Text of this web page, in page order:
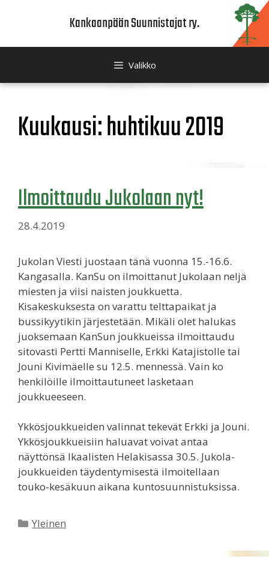
Kankaanpään Suunnistajat ry.
Valikko
Kuukausi:huhtikuu 2019
Ilmoittaudu Jukolaan nyt!
28.4.2019
Jukolan Viesti juostaan tänä vuonna 15.-16.6.
Kangasalla. KanSu on ilmoittanut Jukolaan neljä
miesten ja viisi naisten joukkuetta.
Kisakeskuksesta on varattu telttapaikat ja
bussikyytikin järjestetään. Mikäli olet halukas
juoksemaan KanSun joukkueissa ilmoittaudu
sitovasti Pertti Manniselle, Erkki Katajistolle tai
Jouni Kivimäelle su 12.5. mennessä. Vain ko
henkilöille ilmoittautuneet lasketaan
joukkueeseen.
Ykkösjoukkueiden valinnat tekevät Erkki ja Jouni.
Ykkösjoukkueisiin haluavat voivat antaa
näyttönsä Ikaalisten Helakisassa 30.5. Jukola-
joukkueiden täydentymisestä ilmoitellaan
touko-kesäkuun aikana kuntosuunnistuksissa.
Kategoriat
Yleinen